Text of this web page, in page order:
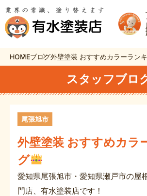
HOMEブログ外壁塗装 おすすめカラーラン
スタッフブロ
外壁塗装 おすすめカラ
グ
尾張旭市
愛知県尾張旭市・愛知県瀬戸市の屋
門店、有水塗装店です！